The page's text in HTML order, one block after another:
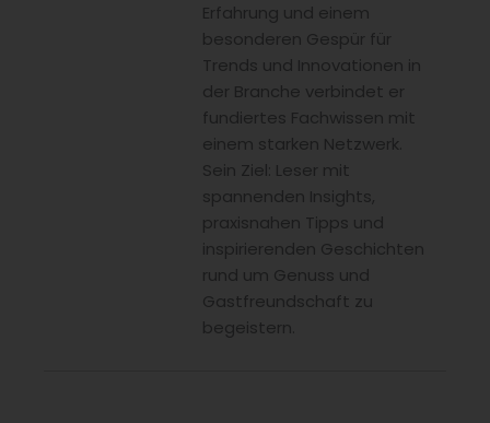
Erfahrung und einem
besonderen Gespür für
Trends und Innovationen in
der Branche verbindet er
fundiertes Fachwissen mit
einem starken Netzwerk.
Sein Ziel: Leser mit
spannenden Insights,
praxisnahen Tipps und
inspirierenden Geschichten
rund um Genuss und
Gastfreundschaft zu
begeistern.